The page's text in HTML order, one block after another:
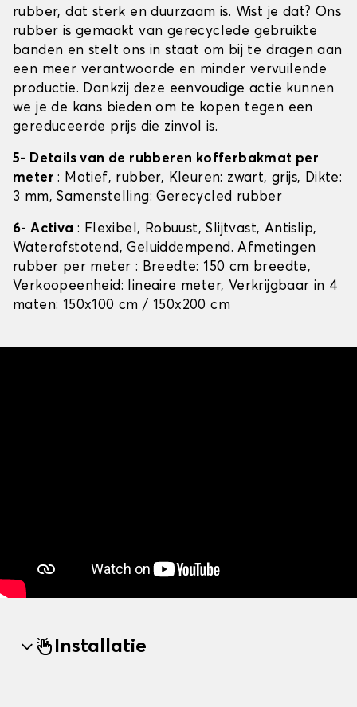
rubber, dat sterk en duurzaam is. Wist je dat? Ons
rubber is gemaakt van gerecyclede gebruikte
banden en stelt ons in staat om bij te dragen aan
een meer verantwoorde en minder vervuilende
productie. Dankzij deze eenvoudige actie kunnen
we je de kans bieden om te kopen tegen een
gereduceerde prijs die zinvol is.
5- Details van de rubberen kofferbakmat per
meter: Motief, rubber, Kleuren: zwart, grijs, Dikte:
3 mm, Samenstelling: Gerecycled rubber
6- Activa : Flexibel, Robuust, Slijtvast, Antislip,
Waterafstotend, Geluiddempend. Afmetingen
rubber per meter : Breedte: 150 cm breedte,
Verkoopeenheid: lineaire meter, Verkrijgbaar in 4
maten: 150x100 cm / 150x200 cm
Installatie